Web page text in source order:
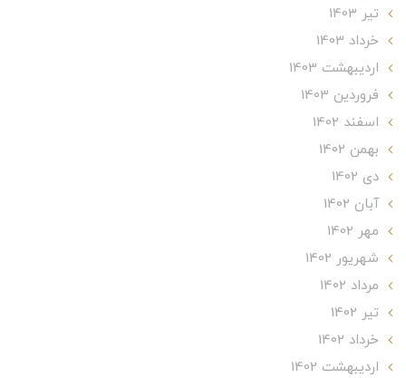
تير 1403
خرداد 1403
ارديبهشت 1403
فروردین 1403
اسفند 1402
بهمن 1402
دی 1402
آبان 1402
مهر 1402
شهریور 1402
مرداد 1402
تير 1402
خرداد 1402
ارديبهشت 1402